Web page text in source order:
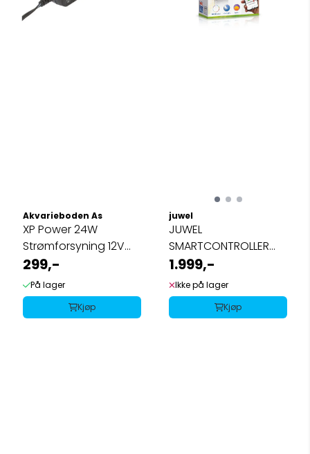
Akvarieboden As
XP Power 24W
Strømforsyning 12V
dc Output, 1,51A (høy
...
299,-
På lager
Kjøp
juwel
JUWEL
SMARTCONTROLLER
JUWEL LED HELIALUX
SPECTRUM
1.999,-
Ikke på lager
Kjøp